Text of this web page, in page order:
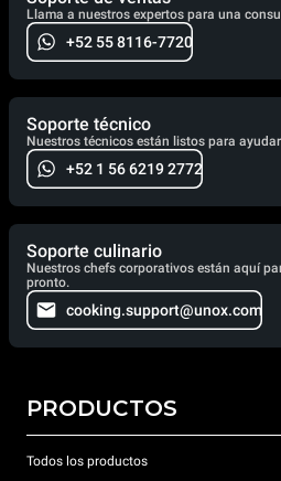
Llama a nuestros expertos para una
+52 55 8116-7720
Soporte técnico
Nuestros técnicos están listos para
+52 1 56 6219 2772
Soporte culinario
Nuestros chefs corporativos están aquí
pronto.
cooking.support@unox.com
PRODUCTOS
Todos los productos